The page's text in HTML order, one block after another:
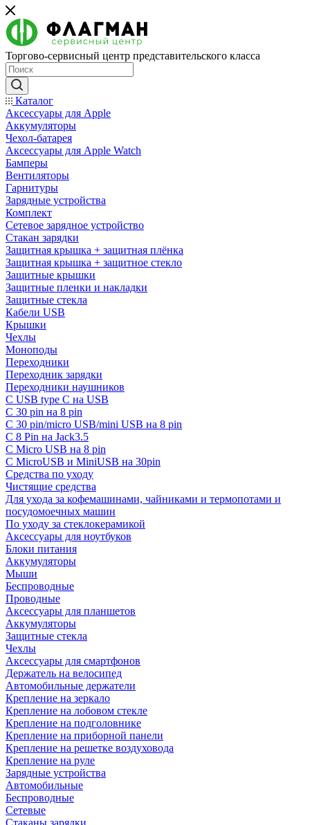
Торгово-сервисный центр представительского класса
Каталог
Аксессуары для Apple
Аккумуляторы
Чехол-батарея
Аксессуары для Apple Watch
Бамперы
Вентиляторы
Гарнитуры
Зарядные устройства
Комплект
Сетевое зарядное устройство
Стакан зарядки
Защитная крышка + защитная плёнка
Защитная крышка + защитное стекло
Защитные крышки
Защитные пленки и накладки
Защитные стекла
Кабели USB
Крышки
Чехлы
Моноподы
Переходники
Переходник зарядки
Переходники наушников
С USB type C на USB
С 30 pin на 8 pin
С 30 pin/micro USB/mini USB на 8 pin
С 8 Pin на Jack3.5
С Micro USB на 8 pin
С MicroUSB и MiniUSB на 30pin
Средства по уходу
Чистящие средства
Для ухода за кофемашинами, чайниками и термопотами и
посудомоечных машин
По уходу за стеклокерамикой
Аксессуары для ноутбуков
Блоки питания
Аккумуляторы
Мыши
Беспроводные
Проводные
Аксессуары для планшетов
Аккумуляторы
Защитные стекла
Чехлы
Аксессуары для смартфонов
Держатель на велосипед
Автомобильные держатели
Крепление на зеркало
Крепление на лобовом стекле
Крепление на подголовнике
Крепление на приборной панели
Крепление на решетке воздуховода
Крепление на руле
Зарядные устройства
Автомобильные
Беспроводные
Сетевые
Стаканы зарядки